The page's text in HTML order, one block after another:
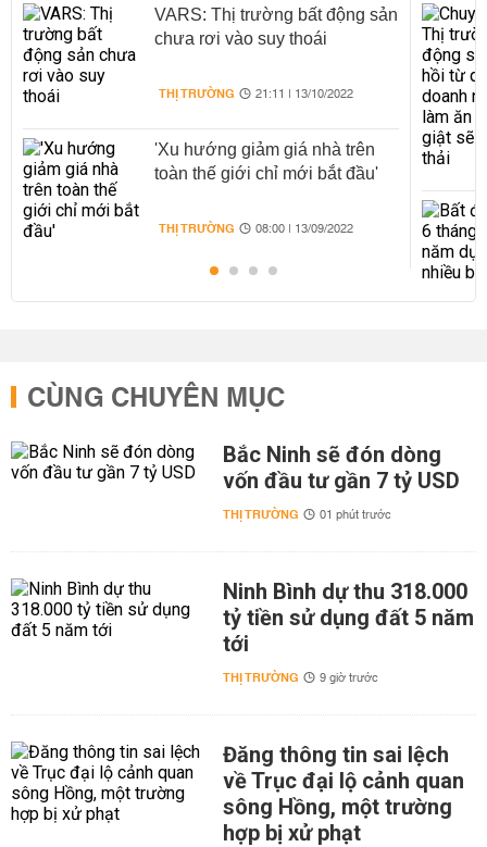
VARS: Thị trường bất động sản
chưa rơi vào suy thoái
THỊ TRƯỜNG 21:11 | 13/10/2022
'Xu hướng giảm giá nhà trên
toàn thế giới chỉ mới bắt đầu'
THỊ TRƯỜNG 08:00 | 13/09/2022
CÙNG CHUYÊN MỤC
Bắc Ninh sẽ đón dòng
vốn đầu tư gần 7 tỷ USD
THỊ TRƯỜNG 01 phút trước
Ninh Bình dự thu 318.000
tỷ tiền sử dụng đất 5 năm
tới
THỊ TRƯỜNG 9 giờ trước
Đăng thông tin sai lệch
về Trục đại lộ cảnh quan
sông Hồng, một trường
hợp bị xử phạt